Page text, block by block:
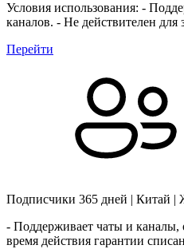
Условия использования: -
каналов. - Не действителен для
Перейти
Подписчики 365 дней | Китай
- Поддерживает чаты и
время действия гарантии